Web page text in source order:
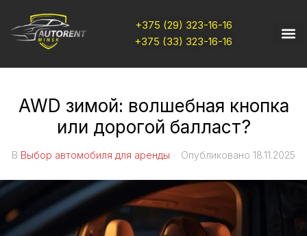
+375 (29) 323-16-16
+375 (33) 323-16-16
AWD зимой: волшебная кнопка
или дорогой балласт?
В Выбор автомобиля для аренды Опубликовано 18.11.2025